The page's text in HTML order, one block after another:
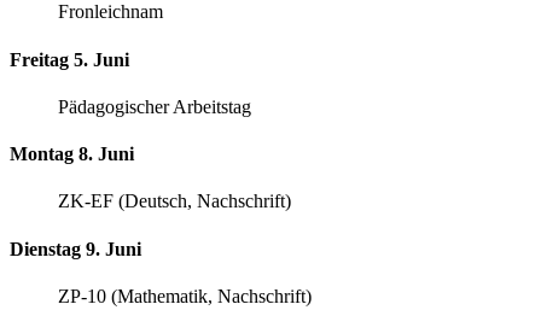
Fronleichnam
Freitag 5. Juni
Pädagogischer Arbeitstag
Montag 8. Juni
ZK-EF (Deutsch, Nachschrift)
Dienstag 9. Juni
ZP-10 (Mathematik, Nachschrift)